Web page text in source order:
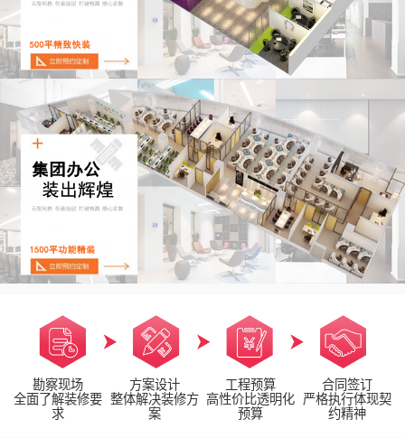
勘察现场
全面了解装修要
求
方案设计
整体解决装修方
案
工程预算
高性价比透明化
预算
合同签订
严格执行体现契
约精神